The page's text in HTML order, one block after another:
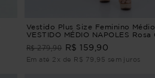
Vestido Plus Size Feminino
VESTIDO MÉDIO NAPOLES Rosa
R$ 279,90 R$ 159,90
Em até 2x de R$ 79,95 sem juros